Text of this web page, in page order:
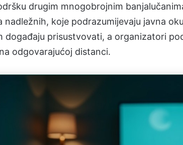
drugim mnogobrojnim
nadležnih, koje podrazumijevaju javna
događaju prisustvovati, a organizatori
odgovarajućoj distanci.